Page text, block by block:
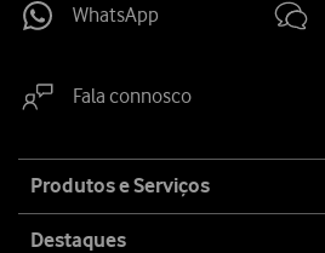
WhatsApp
Fala connosco
map
Produtos e Serviços
Destaques